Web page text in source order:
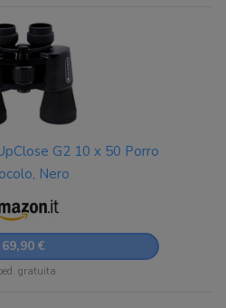
G2 10 x 50 Porro
Nero
69,90 €
gratuita